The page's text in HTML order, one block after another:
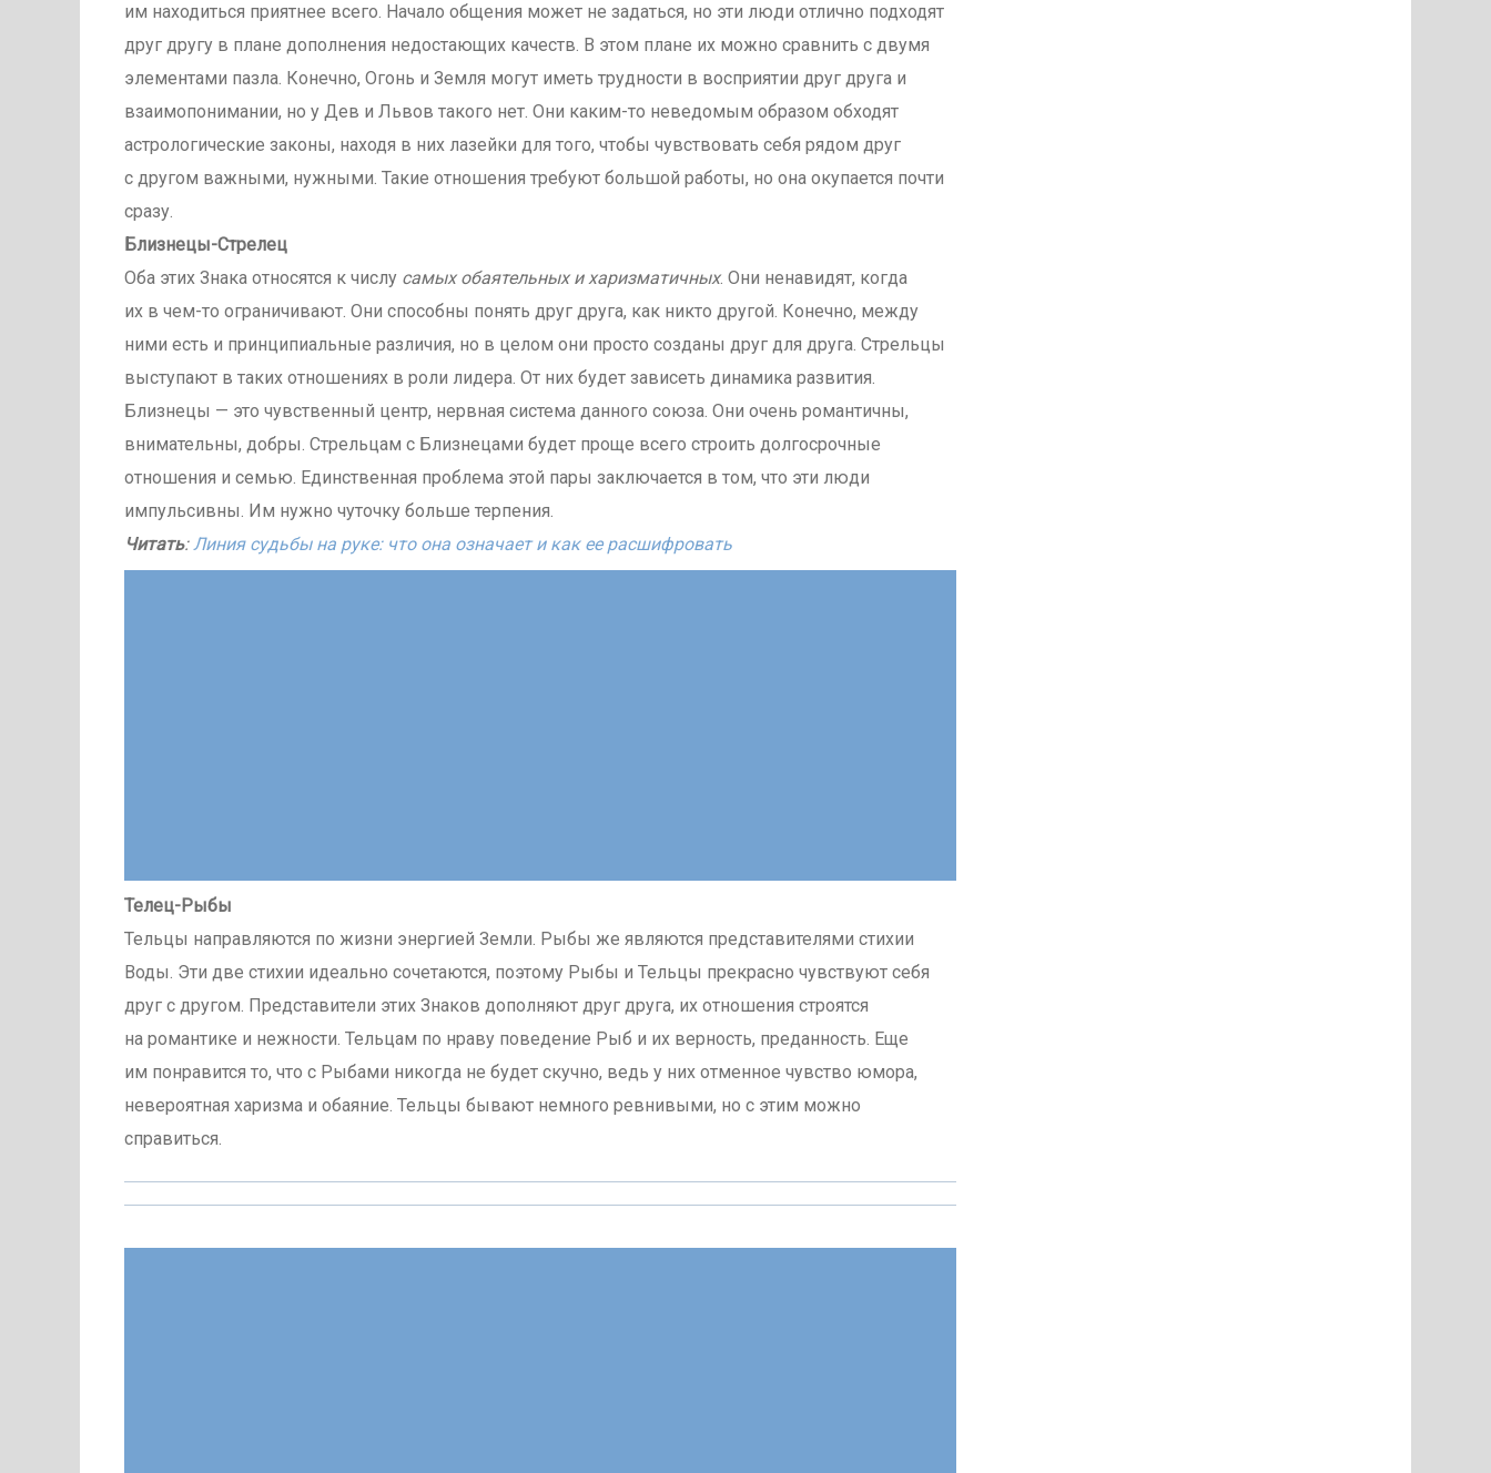
им находиться приятнее всего. Начало общения может не задаться, но эти люди отлично подходят
друг другу в плане дополнения недостающих качеств. В этом плане их можно сравнить с двумя
элементами пазла. Конечно, Огонь и Земля могут иметь трудности в восприятии друг друга и
взаимопонимании, но у Дев и Львов такого нет. Они каким-то неведомым образом обходят
астрологические законы, находя в них лазейки для того, чтобы чувствовать себя рядом друг
с другом важными, нужными. Такие отношения требуют большой работы, но она окупается почти
сразу.
Близнецы-Стрелец
Оба этих Знака относятся к числу самых обаятельных и харизматичных. Они ненавидят, когда
их в чем-то ограничивают. Они способны понять друг друга, как никто другой. Конечно, между
ними есть и принципиальные различия, но в целом они просто созданы друг для друга. Стрельцы
выступают в таких отношениях в роли лидера. От них будет зависеть динамика развития.
Близнецы — это чувственный центр, нервная система данного союза. Они очень романтичны,
внимательны, добры. Стрельцам с Близнецами будет проще всего строить долгосрочные
отношения и семью. Единственная проблема этой пары заключается в том, что эти люди
импульсивны. Им нужно чуточку больше терпения.
Читать:Линия судьбы на руке: что она означает и как ее расшифровать
Телец-Рыбы
Тельцы направляются по жизни энергией Земли. Рыбы же являются представителями стихии
Воды. Эти две стихии идеально сочетаются, поэтому Рыбы и Тельцы прекрасно чувствуют себя
друг с другом. Представители этих Знаков дополняют друг друга, их отношения строятся
на романтике и нежности. Тельцам по нраву поведение Рыб и их верность, преданность. Еще
им понравится то, что с Рыбами никогда не будет скучно, ведь у них отменное чувство юмора,
невероятная харизма и обаяние. Тельцы бывают немного ревнивыми, но с этим можно
справиться.